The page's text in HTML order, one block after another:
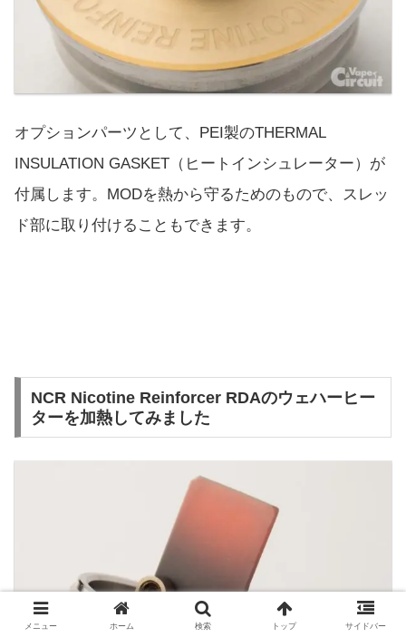
オプションパーツとして、PEI製のTHERMAL
INSULATION GASKET（ヒートインシュレーター）が
付属します。MODを熱から守るためのもので、スレッ
ド部に取り付けることもできます。
NCR Nicotine Reinforcer RDAのウェハーヒー
ターを加熱してみました
メニュー ホーム 検索 トップ サイドバー